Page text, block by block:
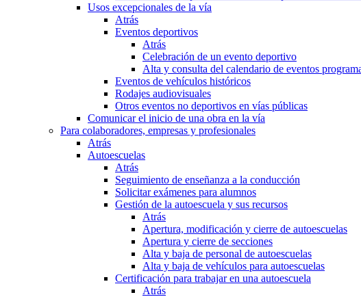
Usos excepcionales de la vía
Atrás
Eventos deportivos
Atrás
Celebración de un evento deportivo
Alta y consulta del calendario de eventos
Eventos de vehículos históricos
Rodajes audiovisuales
Otros eventos no deportivos en vías públicas
Comunicar el inicio de una obra en la vía
Para colaboradores, empresas y profesionales
Atrás
Autoescuelas
Atrás
Seguimiento de enseñanza a la conducción
Solicitar exámenes para alumnos
Gestión de la autoescuela y sus recursos
Atrás
Apertura, modificación y cierre de autoescuelas
Apertura y cierre de secciones
Alta y baja de personal de autoescuelas
Alta y baja de vehículos para autoescuelas
Certificación para trabajar en una autoescuela
Atrás